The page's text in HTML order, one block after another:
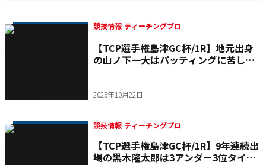
競技情報 ティーチングプロ
【TCP選手権島津GC杯/1R】地元出身
の山ノ下一大はパッティングに苦しみ
2025年10月22日
競技情報 ティーチングプロ
【TCP選手権島津GC杯/1R】9年連続出
場の黒木隆太郎は3アンダー3位タイ